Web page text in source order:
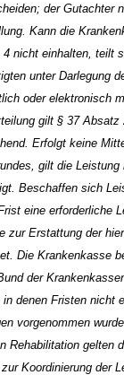
der Gutachter
Kann die
nicht einhalten, teilt
unter Darlegung
oder elektronisch
gilt § 37 Absatz
Erfolgt keine
gilt die Leistung
Beschaffen sich
eine erforderliche
zur Erstattung der
Die Krankenkasse
der
denen Fristen nicht
vorgenommen
Rehabilitation gelten
Koordinierung der